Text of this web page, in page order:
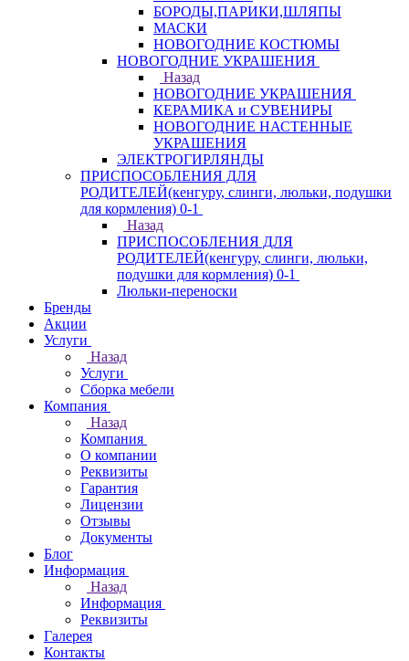
БОРОДЫ,ПАРИКИ,ШЛЯПЫ
МАСКИ
НОВОГОДНИЕ КОСТЮМЫ
НОВОГОДНИЕ УКРАШЕНИЯ
Назад
НОВОГОДНИЕ УКРАШЕНИЯ
КЕРАМИКА и СУВЕНИРЫ
НОВОГОДНИЕ НАСТЕННЫЕ
УКРАШЕНИЯ
ЭЛЕКТРОГИРЛЯНДЫ
ПРИСПОСОБЛЕНИЯ ДЛЯ
РОДИТЕЛЕЙ(кенгуру, слинги, люльки, подушки
для кормления) 0-1
Назад
ПРИСПОСОБЛЕНИЯ ДЛЯ
РОДИТЕЛЕЙ(кенгуру, слинги, люльки,
подушки для кормления) 0-1
Люльки-переноски
Бренды
Акции
Услуги
Назад
Услуги
Сборка мебели
Компания
Назад
Компания
О компании
Реквизиты
Гарантия
Лицензии
Отзывы
Документы
Блог
Информация
Назад
Информация
Реквизиты
Галерея
Контакты